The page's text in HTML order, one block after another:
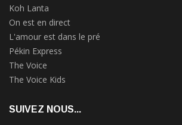
Koh Lanta
On est en direct
L'amour est dans le pré
Pékin Express
The Voice
The Voice Kids
SUIVEZ NOUS...